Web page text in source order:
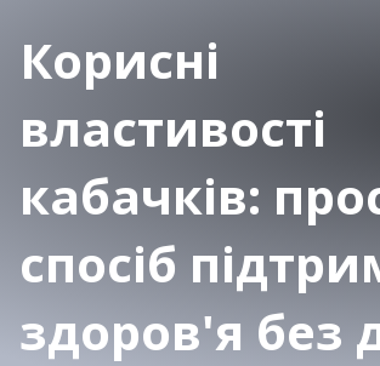
Корисні
властивості
кабачків:
спосіб
здоров'я без